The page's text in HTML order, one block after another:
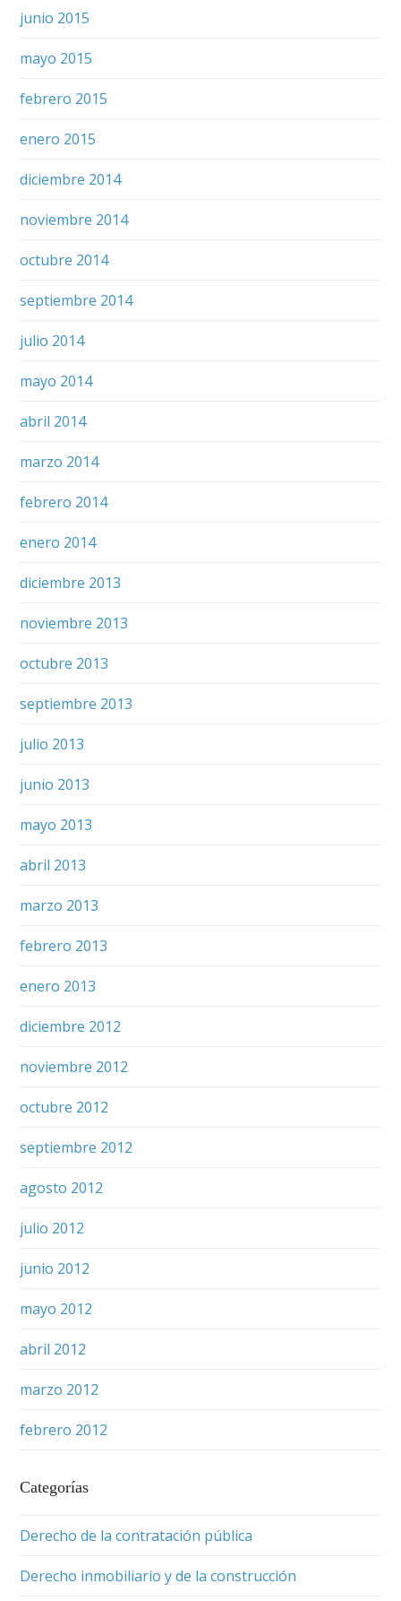
junio 2015
mayo 2015
febrero 2015
enero 2015
diciembre 2014
noviembre 2014
octubre 2014
septiembre 2014
julio 2014
mayo 2014
abril 2014
marzo 2014
febrero 2014
enero 2014
diciembre 2013
noviembre 2013
octubre 2013
septiembre 2013
julio 2013
junio 2013
mayo 2013
abril 2013
marzo 2013
febrero 2013
enero 2013
diciembre 2012
noviembre 2012
octubre 2012
septiembre 2012
agosto 2012
julio 2012
junio 2012
mayo 2012
abril 2012
marzo 2012
febrero 2012
Categorías
Derecho de la contratación pública
Derecho inmobiliario y de la construcción